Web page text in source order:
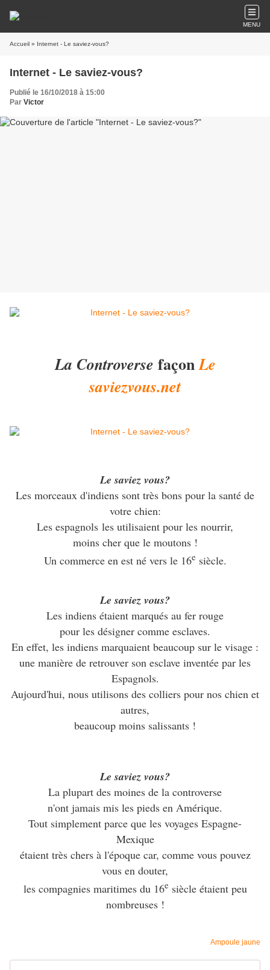
MENU
Accueil » Internet - Le saviez-vous?
Internet - Le saviez-vous?
Publié le 16/10/2018 à 15:00
Par Victor
La Controverse façonLe
saviezvous.net
Le saviez vous?
Les morceaux d'indiens sont très bons pour la santé de
votre chien:
Les espagnols les utilisaient pour les nourrir,
moins cher que le moutons !
Un commerce en est né vers le 16esiècle.
Le saviez vous?
Les indiens étaient marqués au fer rouge
pour les désigner comme esclaves.
En effet, les indiens marquaient beaucoup sur le visage :
une manière de retrouver son esclave inventée par les
Espagnols.
Aujourd'hui, nous utilisons des colliers pour nos chien et
autres,
beaucoup moins salissants !
Le saviez vous?
La plupart des moines de la controverse
n'ont jamais mis les pieds en Amérique.
Tout simplement parce que les voyages Espagne-
Mexique
étaient très chers à l'époque car, comme vous pouvez
vous en douter,
les compagnies maritimes du 16esiècle étaient peu
nombreuses !
Ampoule jaune